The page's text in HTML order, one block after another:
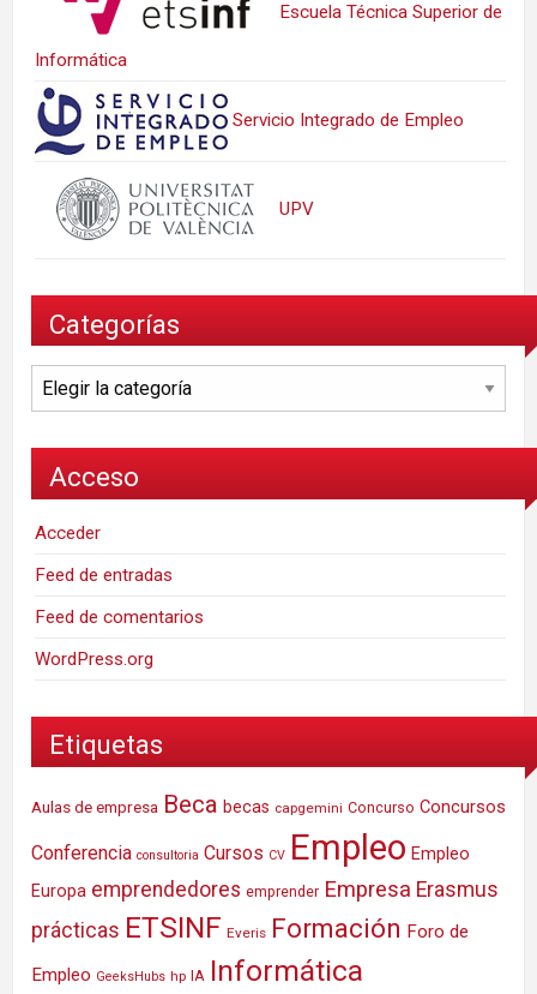
Escuela Técnica Superior de
Informática
Servicio Integrado de Empleo
UPV
Categorías
Categorías
Acceso
Acceder
Feed de entradas
Feed de comentarios
WordPress.org
Etiquetas
Aulas de empresa Beca becas capgemini Concurso Concursos
Conferencia consultoria Cursos CV Empleo Empleo
Europa emprendedores emprender Empresa Erasmus
prácticas ETSINF Everis Formación Foro de
Empleo GeeksHubs hp IA Informática